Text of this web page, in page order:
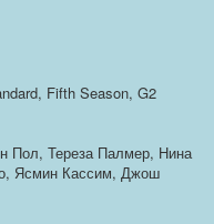
Fifth Season, G2
Пол, Тереза Палмер, Нина
Ясмин Кассим, Джош